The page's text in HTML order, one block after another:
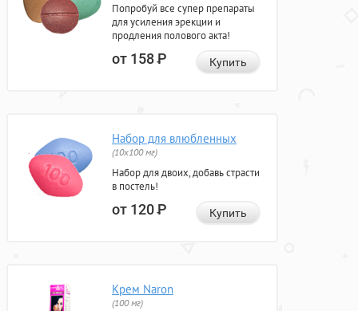
Попробуй все супер препараты
для усиления эрекции и
продления полового акта!
от 158Р Купить
Набор для влюбленных
(10х100 мг)
Набор для двоих, добавь страсти
в постель!
от 120Р Купить
Крем Naron
(100 мг)